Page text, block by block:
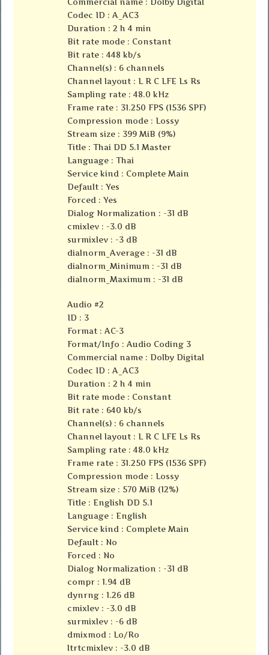
Codec ID : A_AC3
Duration : 2 h 4 min
Bit rate mode : Constant
Bit rate : 448 kb/s
Channel(s) : 6 channels
Channel layout : L R C LFE Ls Rs
Sampling rate : 48.0 kHz
Frame rate : 31.250 FPS (1536 SPF)
Compression mode : Lossy
Stream size : 399 MiB (9%)
Title : Thai DD 5.1 Master
Language : Thai
Service kind : Complete Main
Default : Yes
Forced : Yes
Dialog Normalization : -31 dB
cmixlev : -3.0 dB
surmixlev : -3 dB
dialnorm_Average : -31 dB
dialnorm_Minimum : -31 dB
dialnorm_Maximum : -31 dB
Audio #2
ID : 3
Format : AC-3
Format/Info : Audio Coding 3
Commercial name : Dolby Digital
Codec ID : A_AC3
Duration : 2 h 4 min
Bit rate mode : Constant
Bit rate : 640 kb/s
Channel(s) : 6 channels
Channel layout : L R C LFE Ls Rs
Sampling rate : 48.0 kHz
Frame rate : 31.250 FPS (1536 SPF)
Compression mode : Lossy
Stream size : 570 MiB (12%)
Title : English DD 5.1
Language : English
Service kind : Complete Main
Default : No
Forced : No
Dialog Normalization : -31 dB
compr : 1.94 dB
dynrng : 1.26 dB
cmixlev : -3.0 dB
surmixlev : -6 dB
dmixmod : Lo/Ro
ltrtcmixlev : -3.0 dB